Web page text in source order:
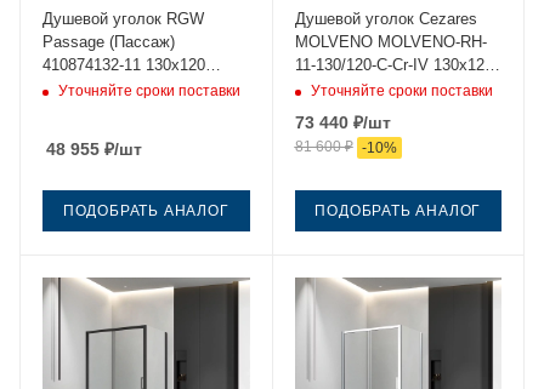
Душевой уголок RGW
Passage (Пассаж)
410874132-11 130х120
стекло прозрачное
Уточняйте сроки поставки
48 955 ₽/шт
ПОДОБРАТЬ АНАЛОГ
Душевой уголок Cezares
MOLVENO MOLVENO-RH-
11-130/120-C-Cr-IV 130х120
стекло прозрачное
профиль хром без поддона
Уточняйте сроки поставки
73 440₽/шт
81 600₽ -10%
ПОДОБРАТЬ АНАЛОГ